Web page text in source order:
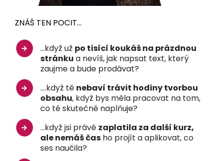
ZNÁŠ TEN POCIT...
...když už po tisící koukáš na prázdnou
stránku a nevíš, jak napsat text, který
zaujme a bude prodávat?
....když tě nebaví trávit hodiny tvorbou
obsahu, když bys měla pracovat na tom,
co tě skutečně naplňuje?
...když jsi právě zaplatila za další kurz,
ale nemáš čas ho projít a aplikovat, co
ses naučila?